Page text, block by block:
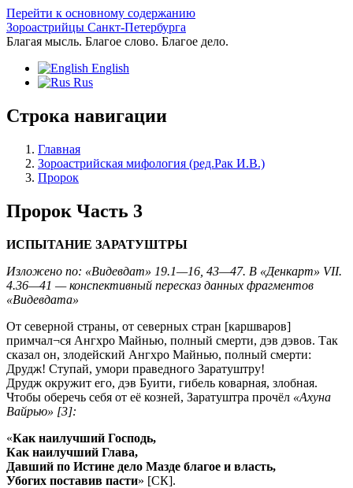
Перейти к основному содержанию
Зороастрийцы Санкт-Петербурга
Благая мысль. Благое слово. Благое дело.
English
Rus
Строка навигации
Главная
Зороастрийская мифология (ред.Рак И.В.)
Пророк
Пророк Часть 3
ИСПЫТАНИЕ ЗАРАТУШТРЫ
Изложено по: «Видевдат» 19.1—16, 43—47. В «Денкарт» VII.
4.36—41 — конспективный пересказ данных фрагментов
«Видевдата»
От северной страны, от северных стран [каршваров]
примчал¬ся Ангхро Майнью, полный смерти, дэв дэвов. Так
сказал он, злодейский Ангхро Майнью, полный смерти:
Друдж! Ступай, умори праведного Заратуштру!
Друдж окружит его, дэв Буити, гибель коварная, злобная.
Чтобы оберечь себя от её козней, Заратуштра прочёл «Ахуна
Вайрью» [3]:
«Как наилучший Господь,
Как наилучший Глава,
Давший по Истине дело Мазде благое и власть,
Убогих поставив пасти» [СК].